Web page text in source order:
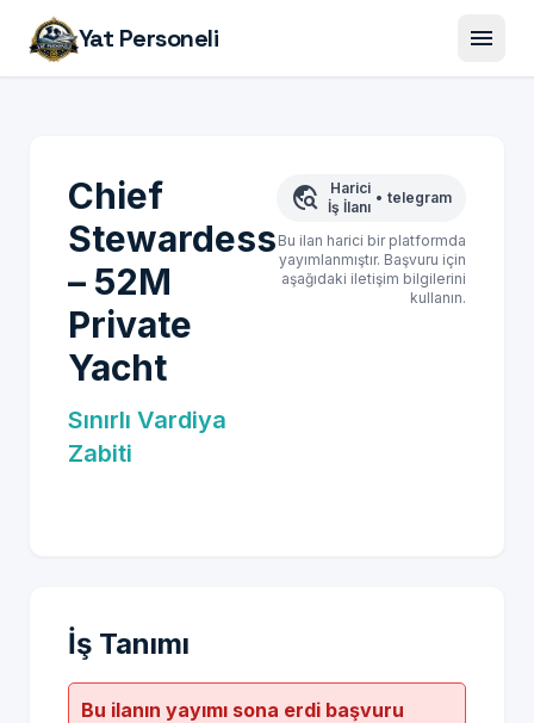
Yat Personeli menu
Chief
Stewardess
– 52M
Private
Yacht
Sınırlı Vardiya
Zabiti
travel_explore
Harici
İş İlanı
• telegram
Bu ilan harici bir platformda
yayımlanmıştır. Başvuru için
aşağıdaki iletişim bilgilerini
kullanın.
İş Tanımı
Bu ilanın yayımı sona erdi başvuru